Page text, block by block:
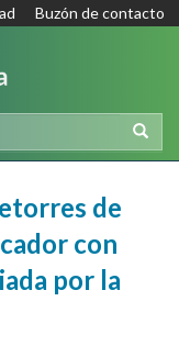
Buzón de contacto
de
con
por la